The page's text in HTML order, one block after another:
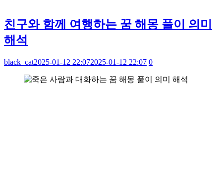
친구와 함께 여행하는 꿈 해몽 풀이 의미
해석
black_cat2025-01-12 22:072025-01-12 22:07 0